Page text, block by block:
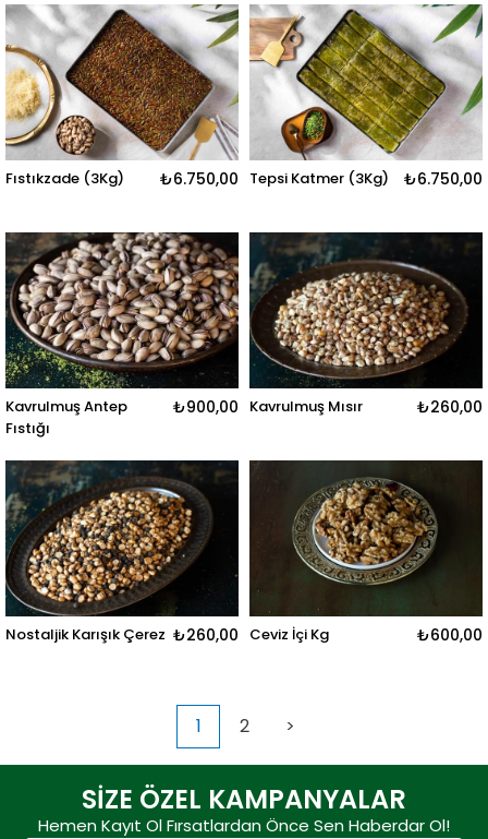
Fıstıkzade (3Kg) ₺6.750,00 Tepsi Katmer (3Kg) ₺6.750,00
Kavrulmuş Antep
Fıstığı
₺900,00 Kavrulmuş Mısır ₺260,00
Nostaljik Karışık Çerez ₺260,00 Ceviz İçi Kg ₺600,00
1 2 >
SİZE ÖZEL KAMPANYALAR
Hemen Kayıt Ol Fırsatlardan Önce Sen Haberdar Ol!